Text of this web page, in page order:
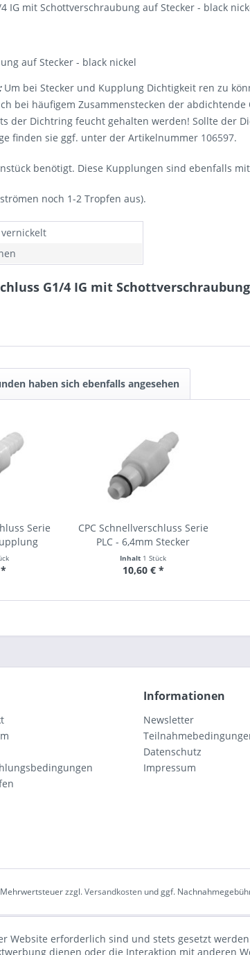
IG mit Schottverschraubung auf Stecker - black
auf Stecker - black nickel
Um bei Stecker und Kupplung Dichtigkeit ren zu
bei häufigem Zusammenstecken der
der Dichtring feucht gehalten werden! Sollte der
finden sie ggf. unter der Artikelnummer 106597.
benötigt. Diese Kupplungen sind ebenfalls
noch 1-2 Tropfen aus).
G1/4 IG mit
haben sich ebenfalls angesehen
Serie
CPC Schnellverschluss Serie
PLC - 6,4mm Stecker
Inhalt 1 Stück
10,60 € *
Informationen
Newsletter
Datenschutz
Impressum
zzgl.Versandkostenund ggf.
Website erforderlich sind und stets gesetzt
dienen oder die Interaktion mit anderen